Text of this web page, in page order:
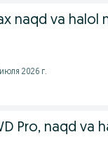
naqd va halol
2026 г.
Pro, naqd va